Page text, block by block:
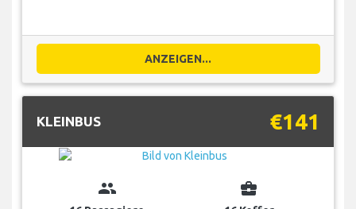
ANZEIGEN...
KLEINBUS €141
group business_center